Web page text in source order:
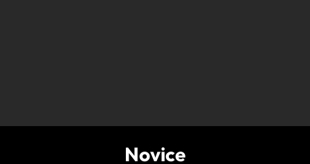
Novice